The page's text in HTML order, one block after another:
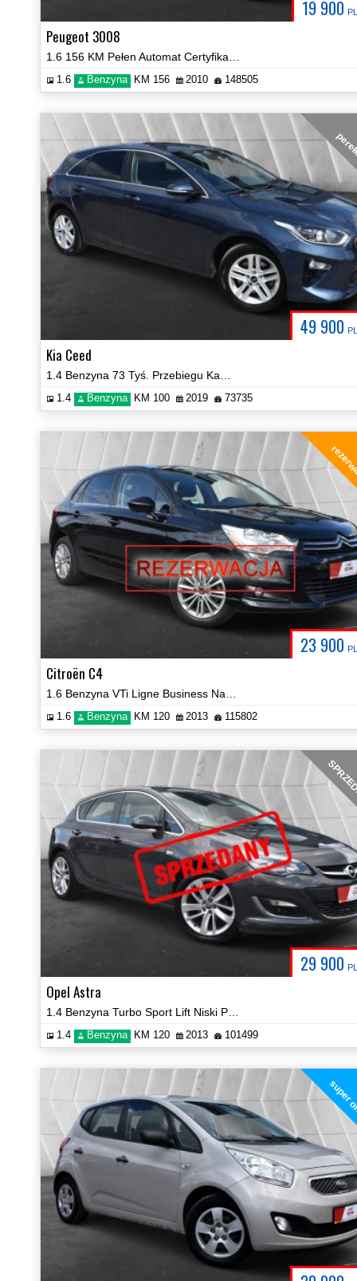
19 900
Peugeot 3008
1.6 Benzyna KM 156 2010 148505
49 900
Kia Ceed
1.4 Benzyna KM 100 2019 73735
23 900
Citroën C4
1.6 Benzyna KM 120 2013 115802
29 900
Opel Astra
1.4 Benzyna KM 120 2013 101499